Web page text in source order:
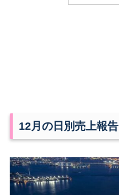
12月の日別売上報告